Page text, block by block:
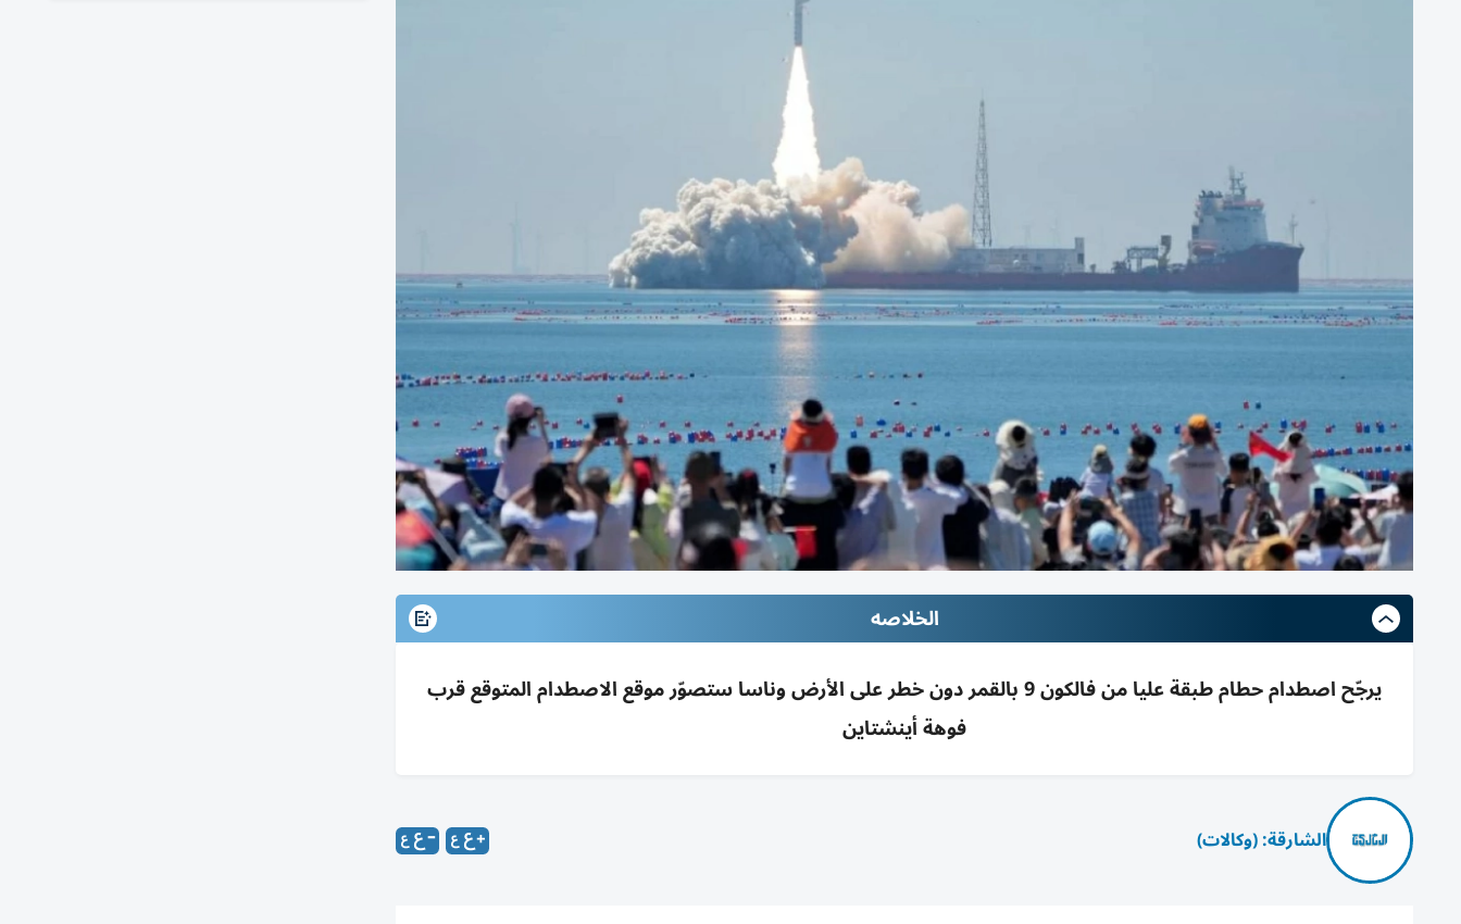
الخلاصه
يرجّح اصطدام حطام طبقة عليا من فالكون 9 بالقمر دون خطر على الأرض وناسا ستصوّر موقع الاصطدام المتوقع قرب
فوهة أينشتاين
الشارقة: (وكالات)